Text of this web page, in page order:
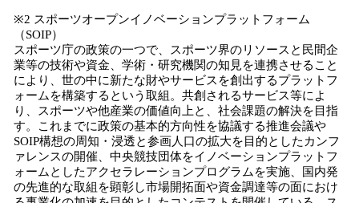
※2 スポーツオープンイノベーションプラットフォーム
（SOIP）
スポーツ庁の政策の一つで、スポーツ界のリソースと民間企
業等の技術や資金、学術・研究機関の知見を連携させること
により、世の中に新たな財やサービスを創出するプラットフ
ォームを構築するという取組。共創されるサービス等によ
り、スポーツや他産業の価値向上と、社会課題の解決を目指
す。これまでに政策の基本的方向性を協議する推進会議や
SOIP構想の周知・浸透と参画人口の拡大を目的としたカンフ
ァレンスの開催、中央競技団体をイノベーションプラットフ
ォームとしたアクセラレーションプログラムを実施、国内発
の先進的な取組を顕彰し市場開拓面や資金調達等の面におけ